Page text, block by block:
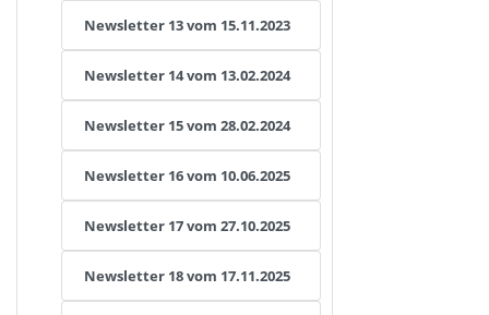
Newsletter 13 vom 15.11.2023
Newsletter 14 vom 13.02.2024
Newsletter 15 vom 28.02.2024
Newsletter 16 vom 10.06.2025
Newsletter 17 vom 27.10.2025
Newsletter 18 vom 17.11.2025